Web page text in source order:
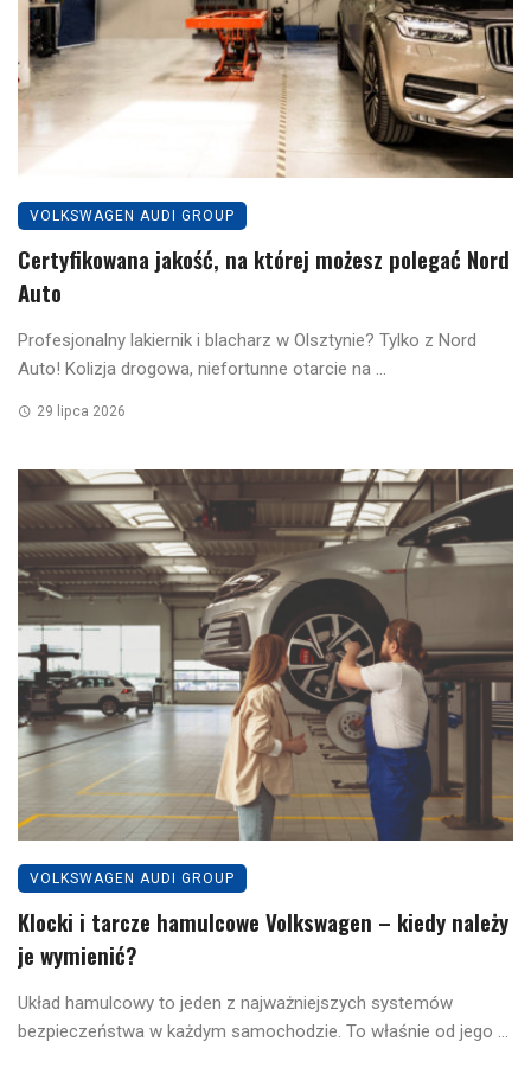
VOLKSWAGEN AUDI GROUP
Certyfikowana jakość, na której możesz polegać Nord
Auto
Profesjonalny lakiernik i blacharz w Olsztynie? Tylko z Nord
Auto! Kolizja drogowa, niefortunne otarcie na ...
29 lipca 2026
VOLKSWAGEN AUDI GROUP
Klocki i tarcze hamulcowe Volkswagen – kiedy należy
je wymienić?
Układ hamulcowy to jeden z najważniejszych systemów
bezpieczeństwa w każdym samochodzie. To właśnie od jego ...